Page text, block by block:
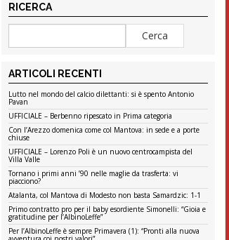
RICERCA
ARTICOLI RECENTI
Lutto nel mondo del calcio dilettanti: si è spento Antonio
Pavan
UFFICIALE – Berbenno ripescato in Prima categoria
Con l’Arezzo domenica come col Mantova: in sede e a porte
chiuse
UFFICIALE – Lorenzo Poli è un nuovo centrocampista del
Villa Valle
Tornano i primi anni ’90 nelle maglie da trasferta: vi
piacciono?
Atalanta, col Mantova di Modesto non basta Samardzic: 1-1
Primo contratto pro per il baby esordiente Simonelli: “Gioia e
gratitudine per l’AlbinoLeffe”
Per l’AlbinoLeffe è sempre Primavera (1): “Pronti alla nuova